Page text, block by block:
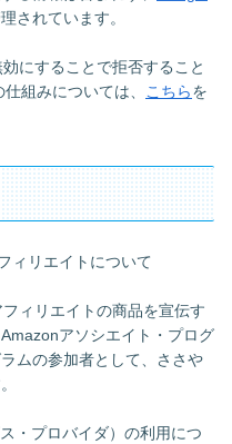
されています。
にすることで拒否すること
組みについては、 こちらを
ィリエイトについて
ィリエイトの商品を宣伝す
アソシエイト・プログ
ムの参加者として、ささや
・プロバイダ）の利用につ